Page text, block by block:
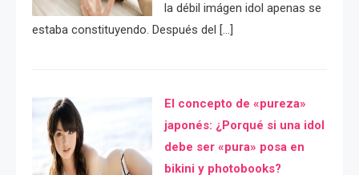
la débil imágen idol apenas se
estaba constituyendo. Después del […]
El concepto de «pureza»
japonés: ¿Porqué si una idol
debe ser «pura» posa en
bikini y photobooks?